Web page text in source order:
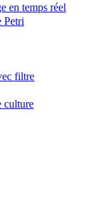
en temps réel
Petri
filtre
culture